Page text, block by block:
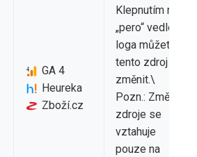
GA 4
Heureka
Zboží.cz
Klepnutím na
„pero“ vedle
loga můžete
tento zdroj
změnit.\
Pozn.: Změna
zdroje se
vztahuje
pouze na